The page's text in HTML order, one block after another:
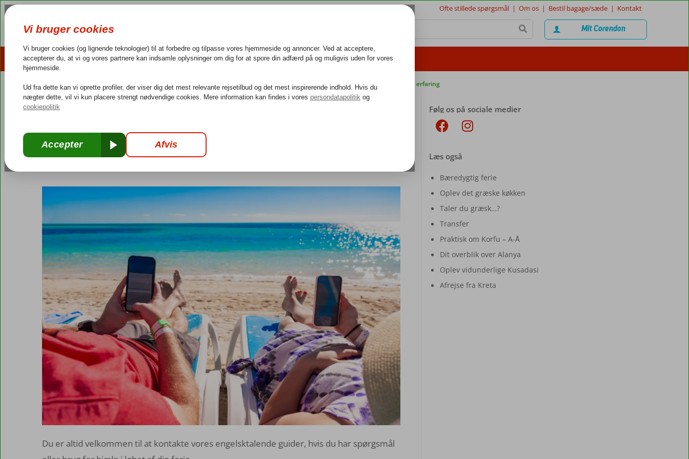
Ofte stillede spørgsmål | Om os | Bestil bagage/sæde | Kontakt
Mit Corendon
HOME REJSEMÅL HOTELTIPS REJSETIPS ALANYA BESTIL REJSE
4,3/5 på Trustpilot Dansk guideservice 40.000 danske gæster i 2024 25 års erfaring
Kontaktoplysninger til guiden – Korfu
Du er altid velkommen til at kontakte vores engelsktalende guider, hvis du har spørgsmål
Følg os på sociale medier
Læs også
Bæredygtig ferie
Oplev det græske køkken
Taler du græsk…?
Transfer
Praktisk om Korfu – A-Å
Dit overblik over Alanya
Oplev vidunderlige Kusadasi
Afrejse fra Kreta